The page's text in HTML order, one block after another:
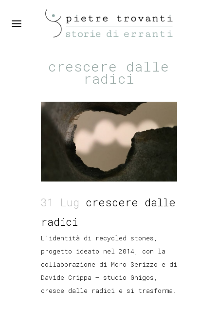
crescere dalle
radici
31 Lug crescere dalle
radici
L’identità di recycled stones,
progetto ideato nel 2014, con la
collaborazione di Moro Serizzo e di
Davide Crippa – studio Ghigos,
cresce dalle radici e si trasforma.